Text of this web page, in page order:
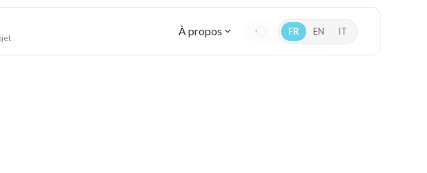
À propos FR EN IT